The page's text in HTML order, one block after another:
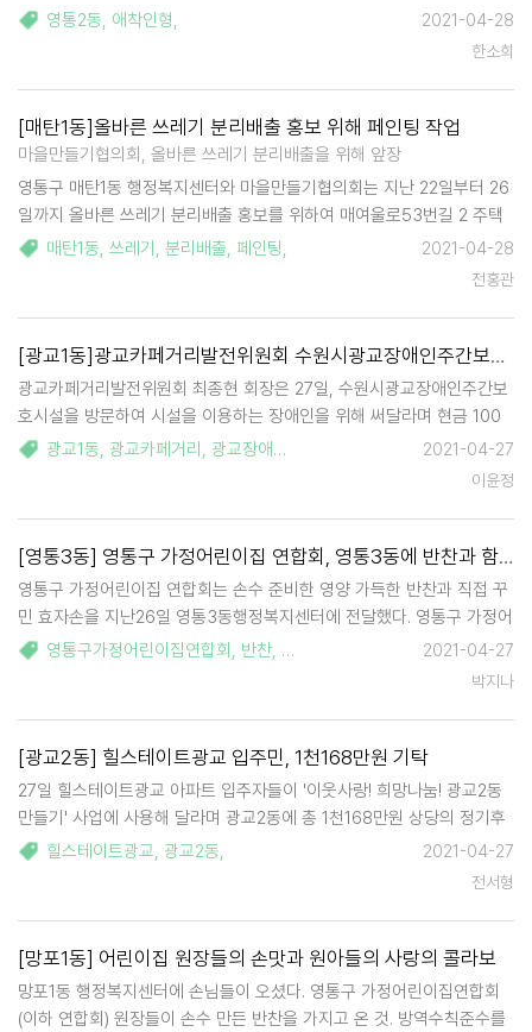
들이 모여 한땀한땀 정성을 들여 만든 것이다. 전달받은 애착인형은 4자
녀 이상 다자녀가정 자녀, 다문화가정의 자녀, 심적 외로움을 겪고 있는
영통2동, 애착인형,
2021-04-28
한소희
[매탄1동]올바른 쓰레기 분리배출 홍보 위해 페인팅 작업
마을만들기협의회, 올바른 쓰레기 분리배출을 위해 앞장
영통구 매탄1동 행정복지센터와 마을만들기협의회는 지난 22일부터 26
일까지 올바른 쓰레기 분리배출 홍보를 위하여 매여울로53번길 2 주택
가 일대에 페인팅 작업을 실시했다. 매탄1동은 지난해에도 관내 도로변에
'쓰레기 배출 구분선 페인팅'을 실시한 바 있다. 올해는 최근 자원회수
매탄1동, 쓰레기 , 분리배출, 페인팅,
2021-04-28
전홍관
[광교1동]광교카페거리발전위원회 수원시광교장애인주간보호시설에 아름다운 기부
광교카페거리발전위원회 최종현 회장은 27일, 수원시광교장애인주간보
호시설을 방문하여 시설을 이용하는 장애인을 위해 써달라며 현금 100
만원을 기부했다. 최종현 광교카페거리발전위원회장은 "'장애인의 날'을
맞아 요즘 코로나로 더욱 힘든 시기를 보내고 있을 장애인을 위한 활동을
광교1동, 광교카페거리 , 광교장애인주간보호시설
2021-04-27
이윤정
[영통3동] 영통구 가정어린이집 연합회, 영통3동에 반찬과 함께 효자손 후원
영통구 가정어린이집 연합회는 손수 준비한 영양 가득한 반찬과 직접 꾸
민 효자손을 지난26일 영통3동행정복지센터에 전달했다. 영통구 가정어
린이집 연합회는 거동이 불편하거나 노환 등으로 식사준비에 어려움을
겪는 취약계층 20세대에 월1회 반찬을 정기적으로 지원해오고 있다. 이
영통구가정어린이집연합회 , 반찬, 효자손
2021-04-27
박지나
[광교2동] 힐스테이트광교 입주민, 1천168만원 기탁
27일 힐스테이트광교 아파트 입주자들이 '이웃사랑! 희망나눔! 광교2동
만들기' 사업에 사용해 달라며 광교2동에 총 1천168만원 상당의 정기후
원을 기탁했다. 김양준 힐스테이트광교 입주자 대표는 "힐스테이트광교
입주자분들은 지역사회와 함께하기 위해 관내 소외계층을 위한 나눔사업
힐스테이트광교, 광교2동,
2021-04-27
전서형
[망포1동] 어린이집 원장들의 손맛과 원아들의 사랑의 콜라보
망포1동 행정복지센터에 손님들이 오셨다. 영통구 가정어린이집연합회
(이하 연합회) 원장들이 손수 만든 반찬을 가지고 온 것. 방역수칙준수를